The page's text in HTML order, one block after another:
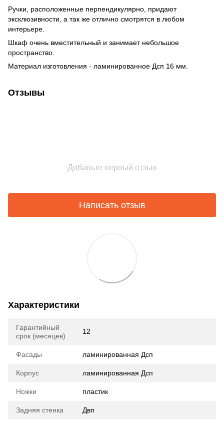
Ручки, расположенные перпендикулярно, придают
эксклюзивности, а так же отлично смотрятся в любом
интерьере.
Шкаф очень вместительный и занимает небольшое
пространство.
Материал изготовления - ламинированное Дсп 16 мм.
Отзывы
Добавьте первый отзыв
Написать отзыв
Характеристики
Гарантийный
срок (месяцев)
12
Фасады ламинированная Дсп
Корпус ламинированная Дсп
Ножки пластик
Задняя стенка Двп